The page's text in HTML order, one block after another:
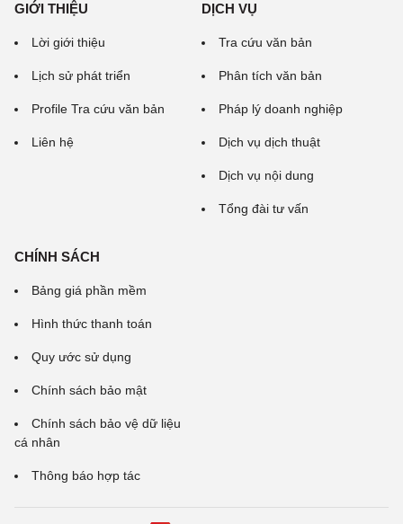
GIỚI THIỆU
Lời giới thiệu
Lịch sử phát triển
Profile Tra cứu văn bản
Liên hệ
DỊCH VỤ
Tra cứu văn bản
Phân tích văn bản
Pháp lý doanh nghiệp
Dịch vụ dịch thuật
Dịch vụ nội dung
Tổng đài tư vấn
CHÍNH SÁCH
Bảng giá phần mềm
Hình thức thanh toán
Quy ước sử dụng
Chính sách bảo mật
Chính sách bảo vệ dữ liệu
cá nhân
Thông báo hợp tác